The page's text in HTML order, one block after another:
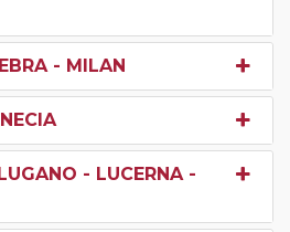
- MILAN
- LUCERNA -